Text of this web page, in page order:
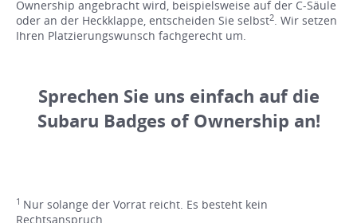
Ownership angebracht wird, beispielsweise auf der C-Säule
oder an der Heckklappe, entscheiden Sie selbst2. Wir setzen
Ihren Platzierungswunsch fachgerecht um.
Sprechen Sie uns einfach auf die
Subaru Badges of Ownership an!
1 Nur solange der Vorrat reicht. Es besteht kein
Rechtsanspruch.